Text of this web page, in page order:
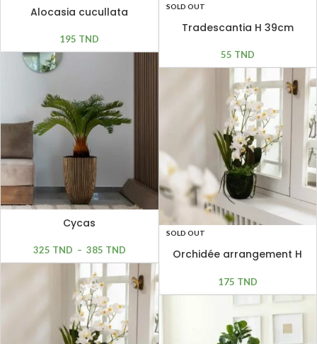
Alocasia cucullata
195 TND
SOLD OUT
Tradescantia H 39cm
55 TND
Cycas
325 TND – 385 TND
SOLD OUT
Orchidée arrangement H
175 TND